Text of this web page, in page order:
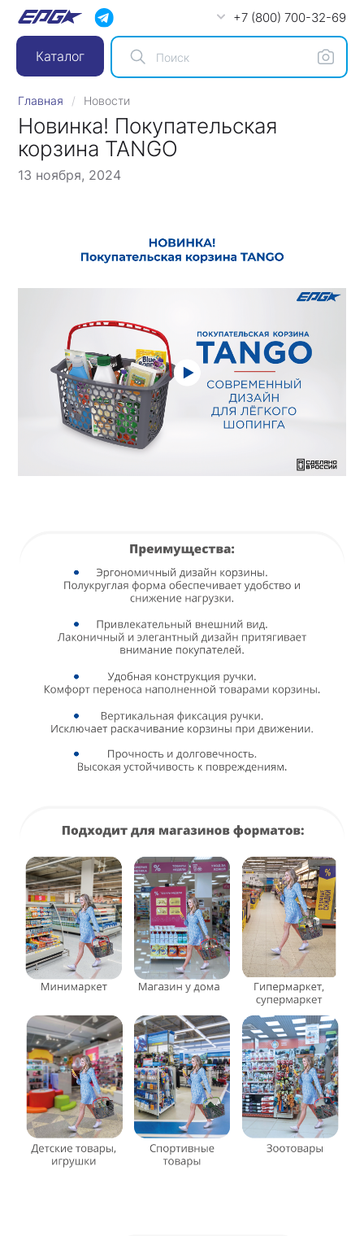
+7 (800) 700-32-69
Каталог
Главная Новости
Новинка! Покупательская
корзина TANGO
13 ноября, 2024